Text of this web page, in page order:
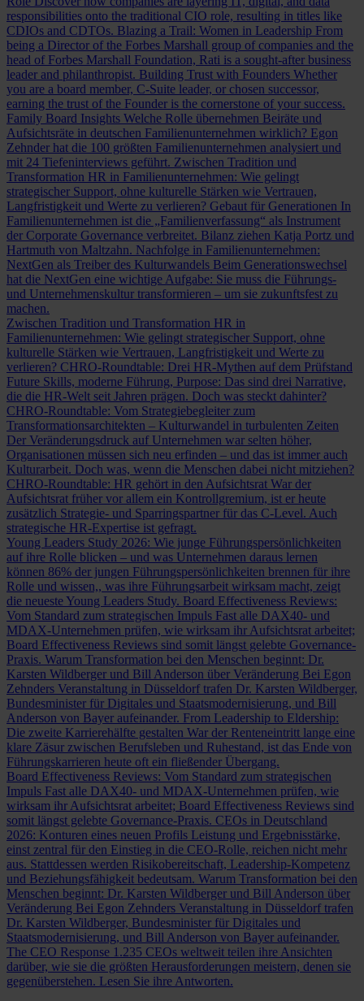
responsibilities onto the traditional CIO role, resulting in titles like
CDIOs and CDTOs. Blazing a Trail: Women in Leadership From
being a Director of the Forbes Marshall group of companies and the
head of Forbes Marshall Foundation, Rati is a sought-after business
leader and philanthropist. Building Trust with Founders Whether
you are a board member, C-Suite leader, or chosen successor,
earning the trust of the Founder is the cornerstone of your success.
Family Board Insights Welche Rolle übernehmen Beiräte und
Aufsichtsräte in deutschen Familienunternehmen wirklich? Egon
Zehnder hat die 100 größten Familienunternehmen analysiert und
mit 24 Tiefeninterviews geführt. Zwischen Tradition und
Transformation HR in Familienunternehmen: Wie gelingt
strategischer Support, ohne kulturelle Stärken wie Vertrauen,
Langfristigkeit und Werte zu verlieren? Gebaut für Generationen In
Familienunternehmen ist die „Familienverfassung“ als Instrument
der Corporate Governance verbreitet. Bilanz ziehen Katja Portz und
Hartmuth von Maltzahn. Nachfolge in Familienunternehmen:
NextGen als Treiber des Kulturwandels Beim Generationswechsel
hat die NextGen eine wichtige Aufgabe: Sie muss die Führungs-
und Unternehmenskultur transformieren – um sie zukunftsfest zu
machen.
Zwischen Tradition und Transformation HR in
Familienunternehmen: Wie gelingt strategischer Support, ohne
kulturelle Stärken wie Vertrauen, Langfristigkeit und Werte zu
verlieren? CHRO-Roundtable: Drei HR-Mythen auf dem Prüfstand
Future Skills, moderne Führung, Purpose: Das sind drei Narrative,
die die HR-Welt seit Jahren prägen. Doch was steckt dahinter?
CHRO-Roundtable: Vom Strategiebegleiter zum
Transformationsarchitekten – Kulturwandel in turbulenten Zeiten
Der Veränderungsdruck auf Unternehmen war selten höher,
Organisationen müssen sich neu erfinden – und das ist immer auch
Kulturarbeit. Doch was, wenn die Menschen dabei nicht mitziehen?
CHRO-Roundtable: HR gehört in den Aufsichtsrat War der
Aufsichtsrat früher vor allem ein Kontrollgremium, ist er heute
zusätzlich Strategie- und Sparringspartner für das C-Level. Auch
strategische HR-Expertise ist gefragt.
Young Leaders Study 2026: Wie junge Führungspersönlichkeiten
auf ihre Rolle blicken – und was Unternehmen daraus lernen
können 86% der jungen Führungspersönlichkeiten brennen für ihre
Rolle und wissen,, was ihre Führungsarbeit wirksam macht, zeigt
die neueste Young Leaders Study. Board Effectiveness Reviews:
Vom Standard zum strategischen Impuls Fast alle DAX40- und
MDAX-Unternehmen prüfen, wie wirksam ihr Aufsichtsrat arbeitet;
Board Effectiveness Reviews sind somit längst gelebte Governance-
Praxis. Warum Transformation bei den Menschen beginnt: Dr.
Karsten Wildberger und Bill Anderson über Veränderung Bei Egon
Zehnders Veranstaltung in Düsseldorf trafen Dr. Karsten Wildberger,
Bundesminister für Digitales und Staatsmodernisierung, und Bill
Anderson von Bayer aufeinander. From Leadership to Eldership:
Die zweite Karrierehälfte gestalten War der Renteneintritt lange eine
klare Zäsur zwischen Berufsleben und Ruhestand, ist das Ende von
Führungskarrieren heute oft ein fließender Übergang.
Board Effectiveness Reviews: Vom Standard zum strategischen
Impuls Fast alle DAX40- und MDAX-Unternehmen prüfen, wie
wirksam ihr Aufsichtsrat arbeitet; Board Effectiveness Reviews sind
somit längst gelebte Governance-Praxis. CEOs in Deutschland
2026: Konturen eines neuen Profils Leistung und Ergebnisstärke,
einst zentral für den Einstieg in die CEO-Rolle, reichen nicht mehr
aus. Stattdessen werden Risikobereitschaft, Leadership-Kompetenz
und Beziehungsfähigkeit bedeutsam. Warum Transformation bei den
Menschen beginnt: Dr. Karsten Wildberger und Bill Anderson über
Veränderung Bei Egon Zehnders Veranstaltung in Düsseldorf trafen
Dr. Karsten Wildberger, Bundesminister für Digitales und
Staatsmodernisierung, und Bill Anderson von Bayer aufeinander.
The CEO Response 1.235 CEOs weltweit teilen ihre Ansichten
darüber, wie sie die größten Herausforderungen meistern, denen sie
gegenüberstehen. Lesen Sie ihre Antworten.